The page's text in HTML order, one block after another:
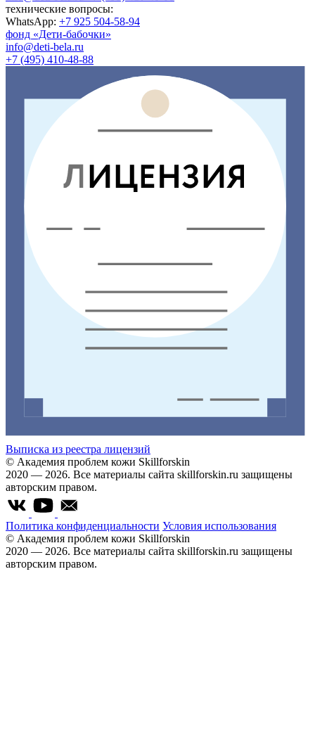
технические вопросы:
WhatsApp: +7 925 504-58-94
фонд «Дети-бабочки»
info@deti-bela.ru
+7 (495) 410-48-88
Выписка из реестра лицензий
© Академия проблем кожи Skillforskin
2020 — 2026. Все материалы сайта skillforskin.ru защищены
авторским правом.
Политика конфиденциальности Условия использования
© Академия проблем кожи Skillforskin
2020 — 2026. Все материалы сайта skillforskin.ru защищены
авторским правом.